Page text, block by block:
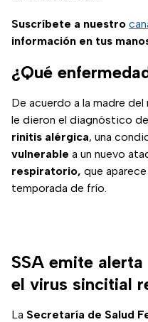
Suscríbete a nuestro
información en tus
¿Qué
De acuerdo a la madre del
le dieron el diagnóstico
rinitis alérgica, una
vulnerable a un nuevo
respiratorio, que
temporada de frío.
SSA emite
el virus sincitial
La Secretaría de Salud